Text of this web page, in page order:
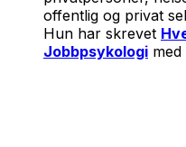
offentlig og privat
Hun har skrevet
Jobbpsykologi